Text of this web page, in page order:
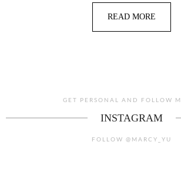
READ MORE
GET PERSONAL AND FOLLOW
INSTAGRAM
FOLLOW @MARCY_YU